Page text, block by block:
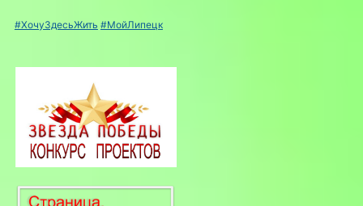
#ХочуЗдесьЖить #МойЛипецк